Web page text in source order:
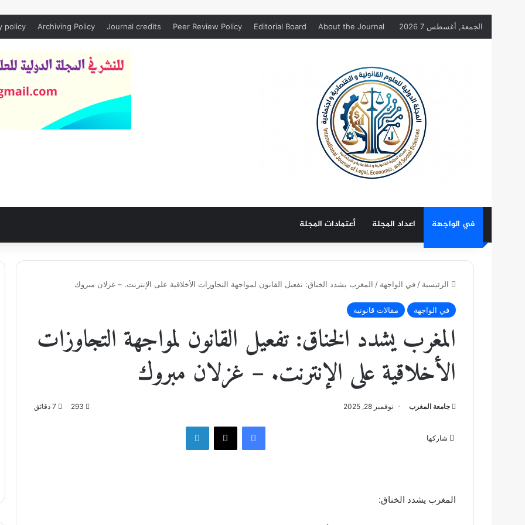
الجمعة, أغسطس 7 2026 About the Journal
Editorial Board
Peer Review Policy
Journal credits
Archiving Policy
policy
في الواجهة اعداد المجلة أعتمادات المجلة
الرئيسية /في الواجهة / المغرب يشدد الخناق: تفعيل القانون لمواجهة التجاوزات الأخلاقية على الإنترنت. – غزلان مبروك
في الواجهة مقالات قانونية
المغرب يشدد الخناق: تفعيل القانون لمواجهة التجاوزات
الأخلاقية على الإنترنت. – غزلان مبروك
جامعة المغرب نوفمبر 28, 2025 293
شاركها
فيسبوك ‫X
المغرب يشدد الخناق: